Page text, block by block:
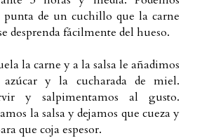
punta de un cuchillo que la carne
desprenda fácilmente del hueso.
la carne y a la salsa le añadimos
azúcar y la cucharada de miel.
y salpimentamos al gusto.
la salsa y dejamos que cueza y
que coja espesor.